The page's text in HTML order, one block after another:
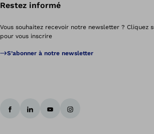
Restez informé
Vous souhaitez recevoir notre newsletter ? Cliquez
pour vous inscrire
S’abonner à notre newsletter